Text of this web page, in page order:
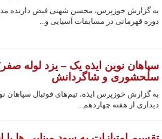
به گزارش خوزپرس، محسن شهنی فیض دارنده
دوره قهرمانی در مسابقات آسیایی و...
سپاهان نوین ایذه یک – یزد لوله
سلحشوری و شاگردانش
به گزارش خوزپرس ایذه، تیم‌های فوتبال سپاهان
دیداری از هفته چهاردهم...